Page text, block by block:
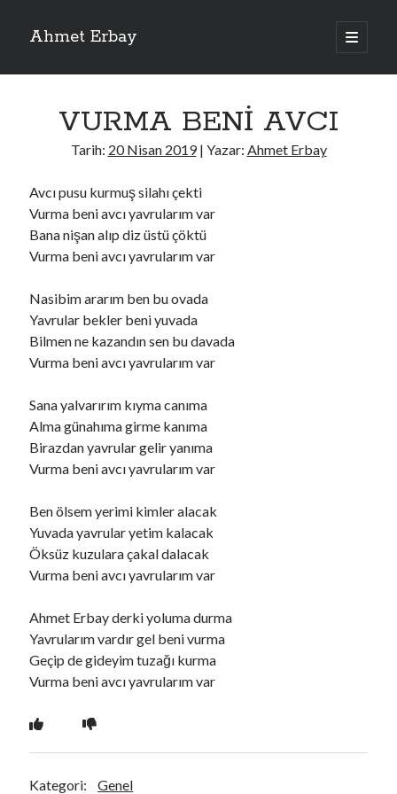
Ahmet Erbay
ana
menüyü
Yan
ELİF BENİ BIRAKMA
ÖLÜM GELSİN
DOĞRU YOLDAN ÇIKAMAM
Son Yorumlar
BAĞIŞLA ADINIiçin dario72
BAĞIŞLA ADINIiçin old_betty6573
BAĞIŞLA ADINIiçinfoodie22
BAĞIŞLA ADINIiçinZoe72
Ara
VURMA BENİ AVCI
Tarih: 20 Nisan 2019| Yazar: Ahmet Erbay
Avcı pusu kurmuş silahı çekti
Vurma beni avcı yavrularım var
Bana nişan alıp diz üstü çöktü
Vurma beni avcı yavrularım var
Nasibim ararım ben bu ovada
Yavrular bekler beni yuvada
Bilmen ne kazandın sen bu davada
Vurma beni avcı yavrularım var
Sana yalvarırım kıyma canıma
Alma günahıma girme kanıma
Birazdan yavrular gelir yanıma
Vurma beni avcı yavrularım var
Ben ölsem yerimi kimler alacak
Yuvada yavrular yetim kalacak
Öksüz kuzulara çakal dalacak
Vurma beni avcı yavrularım var
Ahmet Erbay derki yoluma durma
Yavrularım vardır gel beni vurma
Geçip de gideyim tuzağı kurma
Vurma beni avcı yavrularım var
Kategori: Genel